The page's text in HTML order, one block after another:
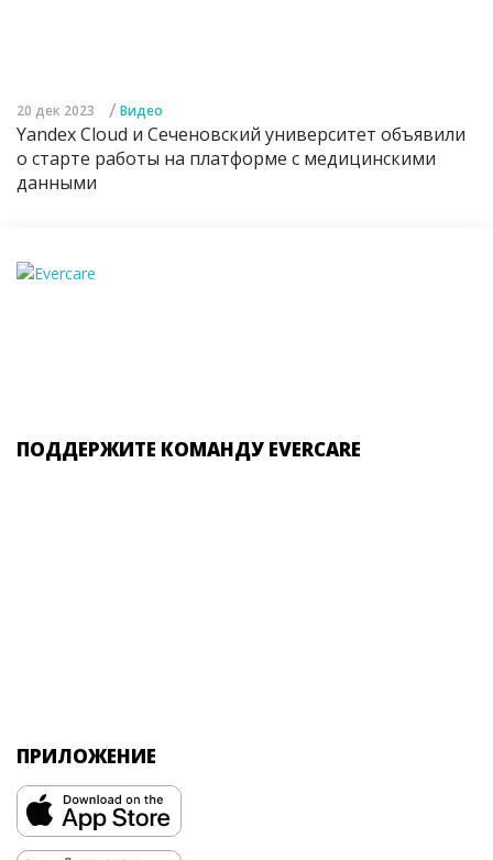
20 дек 2023 / Видео
Yandex Cloud и Сеченовский университет объявили
о старте работы на платформе с медицинскими
данными
ПОДДЕРЖИТЕ КОМАНДУ EVERCARE
ПРИЛОЖЕНИЕ